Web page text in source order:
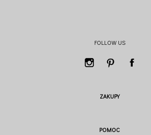
FOLLOW US
ZAKUPY
POMOC